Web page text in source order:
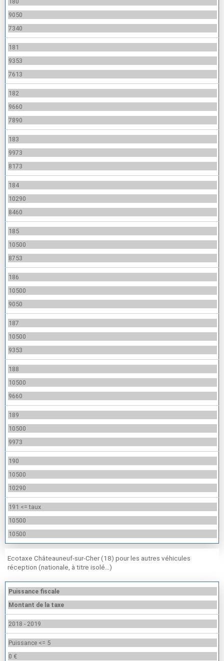
9050
7340
181
9353
7613
182
9660
7890
183
9973
8173
184
10290
8460
185
10500
8753
186
10500
9050
187
10500
9353
188
10500
9660
189
10500
9973
190
10500
10290
191 <= taux
10500
10500
Ecotaxe Châteauneuf-sur-Cher (18) pour les autres véhicules
réception (nationale, à titre isolé…)
Puissance fiscale
Montant de la taxe
2018 - 2019
Puissance <= 5
0 €